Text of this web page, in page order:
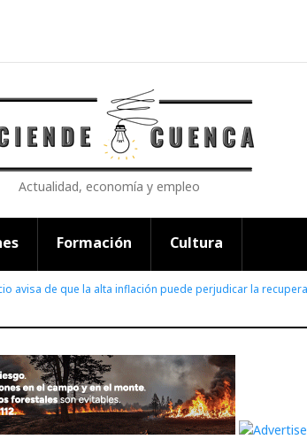
Actualidad, economía y empleo
Formación Cultura
avisa de que la alta inflación puede perjudicar la